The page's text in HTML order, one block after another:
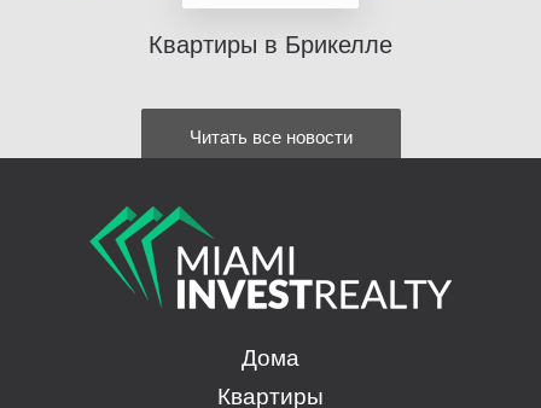
Квартиры в Брикелле
Читать все новости
Дома
Квартиры